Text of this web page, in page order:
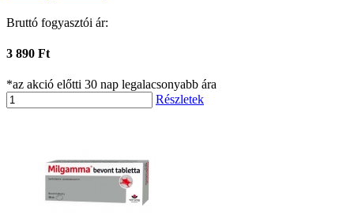
Bruttó fogyasztói ár:
3 890 Ft
*az akció előtti 30 nap legalacsonyabb ára
Részletek